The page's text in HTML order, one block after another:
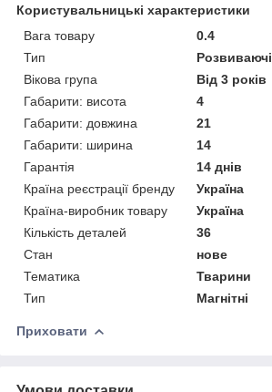
Користувальницькі характеристики
Вага товару
0.4
Тип
Розвиваючі
Вікова група
Від 3 років
Габарити: висота
4
Габарити: довжина
21
Габарити: ширина
14
Гарантія
14 днів
Країна реєстрації бренду
Україна
Країна-виробник товару
Україна
Кількість деталей
36
Стан
нове
Тематика
Тварини
Тип
Магнітні
Приховати